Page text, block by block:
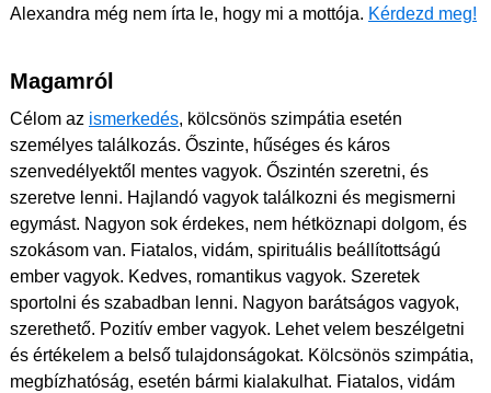
Alexandra még nem írta le, hogy mi a mottója. Kérdezd meg!
Magamról
Célom az ismerkedés, kölcsönös szimpátia esetén
személyes találkozás. Őszinte, hűséges és káros
szenvedélyektől mentes vagyok. Őszintén szeretni, és
szeretve lenni. Hajlandó vagyok találkozni és megismerni
egymást. Nagyon sok érdekes, nem hétköznapi dolgom, és
szokásom van. Fiatalos, vidám, spirituális beállítottságú
ember vagyok. Kedves, romantikus vagyok. Szeretek
sportolni és szabadban lenni. Nagyon barátságos vagyok,
szerethető. Pozitív ember vagyok. Lehet velem beszélgetni
és értékelem a belső tulajdonságokat. Kölcsönös szimpátia,
megbízhatóság, esetén bármi kialakulhat. Fiatalos, vidám